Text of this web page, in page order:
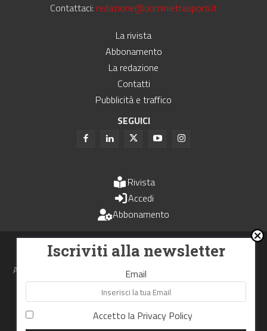
Contattaci: redazione@uominietrasporti.it
La rivista
Abbonamento
La redazione
Contatti
Pubblicità e traffico
SEGUICI
Rivista
Accedi
Abbonamento
Uomini e Trasporti è un periodico associato all'Unione Stampa
Periodica Italiana - USPI
Autorizzazione del Tribunale di Bologna N.4993 del 15 giugno 1982
Webdesign made inNowhere
RIPRODUZIONE RISERVATA Privacy Policy Cookie Policy
Iscriviti alla newsletter
Email
Accetto la Privacy Policy